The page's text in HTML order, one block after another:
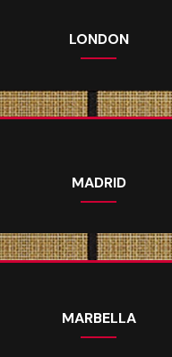
LONDON
MADRID
MARBELLA